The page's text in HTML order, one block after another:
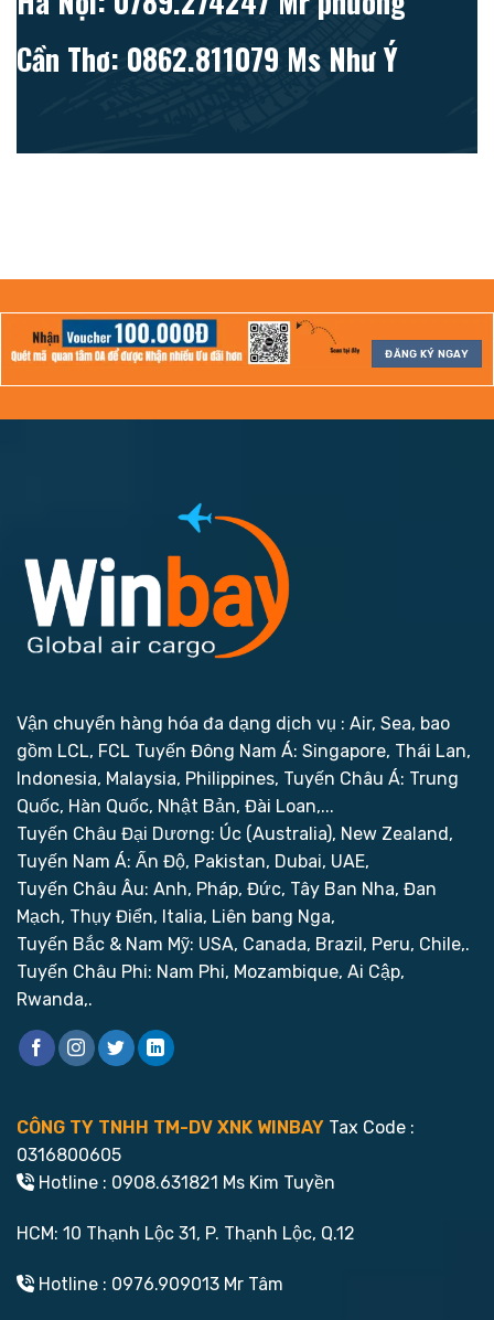
Cần Thơ: 0862.811079 Ms Như Ý
ĐĂNG KÝ NGAY
Vận chuyển hàng hóa đa dạng dịch vụ : Air, Sea, bao
gồm LCL, FCL Tuyến Đông Nam Á: Singapore, Thái Lan,
Indonesia, Malaysia, Philippines, Tuyến Châu Á: Trung
Quốc, Hàn Quốc, Nhật Bản, Đài Loan,...
Tuyến Châu Đại Dương: Úc (Australia), New Zealand,
Tuyến Nam Á: Ấn Độ, Pakistan, Dubai, UAE,
Tuyến Châu Âu: Anh, Pháp, Đức, Tây Ban Nha, Đan
Mạch, Thụy Điển, Italia, Liên bang Nga,
Tuyến Bắc & Nam Mỹ: USA, Canada, Brazil, Peru, Chile,.
Tuyến Châu Phi: Nam Phi, Mozambique, Ai Cập,
Rwanda,.
CÔNG TY TNHH TM-DV XNK WINBAY Tax Code :
0316800605
Hotline : 0908.631821 Ms Kim Tuyền
HCM: 10 Thạnh Lộc 31, P. Thạnh Lộc, Q.12
Hotline : 0976.909013 Mr Tâm